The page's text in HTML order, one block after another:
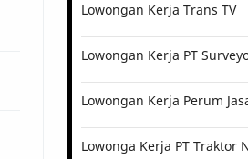
Lowongan Kerja Trans TV
Lowongan Kerja PT
Lowongan Kerja Perum
Lowonga Kerja PT Traktor